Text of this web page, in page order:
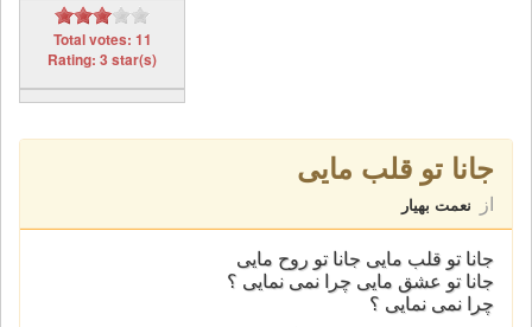
Total votes: 11
Rating: 3 star(s)
جانا تو قلب مایی
از نعمت بهیار
جانا تو قلب مایی جانا تو روح مایی
جانا تو عشق مایی چرا نمی نمایی ؟
چرا نمی نمایی ؟